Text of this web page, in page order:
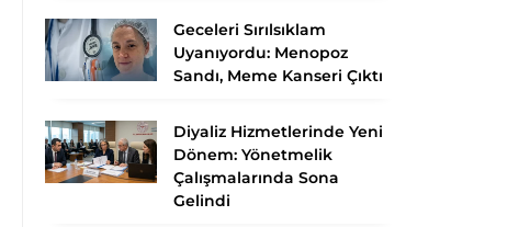
Geceleri Sırılsıklam
Uyanıyordu: Menopoz
Sandı, Meme Kanseri Çıktı
Diyaliz Hizmetlerinde Yeni
Dönem: Yönetmelik
Çalışmalarında Sona
Gelindi